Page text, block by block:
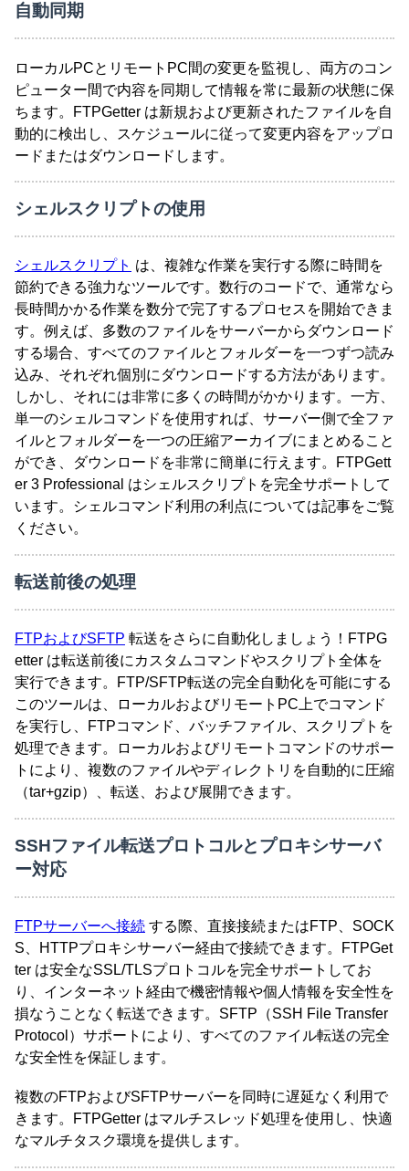
自動同期
ローカルPCとリモートPC間の変更を監視し、両方のコン
ピューター間で内容を同期して情報を常に最新の状態に保
ちます。FTPGetter は新規および更新されたファイルを自
動的に検出し、スケジュールに従って変更内容をアップロ
ードまたはダウンロードします。
シェルスクリプトの使用
シェルスクリプト は、複雑な作業を実行する際に時間を
節約できる強力なツールです。数行のコードで、通常なら
長時間かかる作業を数分で完了するプロセスを開始できま
す。例えば、多数のファイルをサーバーからダウンロード
する場合、すべてのファイルとフォルダーを一つずつ読み
込み、それぞれ個別にダウンロードする方法があります。
しかし、それには非常に多くの時間がかかります。一方、
単一のシェルコマンドを使用すれば、サーバー側で全ファ
イルとフォルダーを一つの圧縮アーカイブにまとめること
ができ、ダウンロードを非常に簡単に行えます。FTPGett
er 3 Professional はシェルスクリプトを完全サポートして
います。シェルコマンド利用の利点については記事をご覧
ください。
転送前後の処理
FTPおよびSFTP 転送をさらに自動化しましょう！FTPG
etter は転送前後にカスタムコマンドやスクリプト全体を
実行できます。FTP/SFTP転送の完全自動化を可能にする
このツールは、ローカルおよびリモートPC上でコマンド
を実行し、FTPコマンド、バッチファイル、スクリプトを
処理できます。ローカルおよびリモートコマンドのサポー
トにより、複数のファイルやディレクトリを自動的に圧縮
（tar+gzip）、転送、および展開できます。
SSHファイル転送プロトコルとプロキシサーバ
ー対応
FTPサーバーへ接続 する際、直接接続またはFTP、SOCK
S、HTTPプロキシサーバー経由で接続できます。FTPGet
ter は安全なSSL/TLSプロトコルを完全サポートしてお
り、インターネット経由で機密情報や個人情報を安全性を
損なうことなく転送できます。SFTP（SSH File Transfer
Protocol）サポートにより、すべてのファイル転送の完全
な安全性を保証します。
複数のFTPおよびSFTPサーバーを同時に遅延なく利用で
きます。FTPGetter はマルチスレッド処理を使用し、快適
なマルチタスク環境を提供します。